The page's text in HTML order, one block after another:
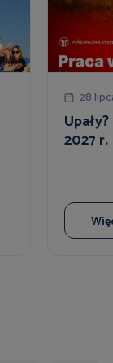
28
2027 r.